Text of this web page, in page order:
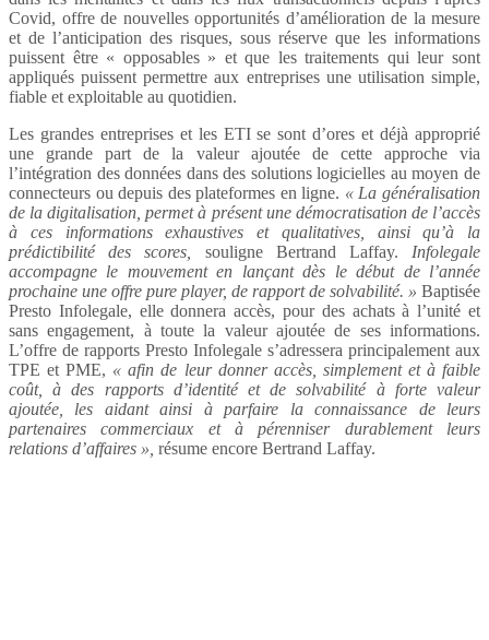
Covid, offre de nouvelles opportunités d’amélioration de la mesure
et de l’anticipation des risques, sous réserve que les informations
puissent être « opposables » et que les traitements qui leur sont
appliqués puissent permettre aux entreprises une utilisation simple,
fiable et exploitable au quotidien.
Les grandes entreprises et les ETI se sont d’ores et déjà approprié
une grande part de la valeur ajoutée de cette approche via
l’intégration des données dans des solutions logicielles au moyen de
connecteurs ou depuis des plateformes en ligne. « La généralisation
de la digitalisation, permet à présent une démocratisation de l’accès
à ces informations exhaustives et qualitatives, ainsi qu’à la
prédictibilité des scores,
souligne Bertrand Laffay. Infolegale
accompagne le mouvement en lançant dès le début de l’année
prochaine une offre pure player, de rapport de solvabilité. » Baptisée
Presto Infolegale, elle donnera accès, pour des achats à l’unité et
sans engagement, à toute la valeur ajoutée de ses informations.
L’offre de rapports Presto Infolegale s’adressera principalement aux
TPE et PME, « afin de leur donner accès, simplement et à faible
coût, à des rapports d’identité et de solvabilité à forte valeur
ajoutée, les aidant ainsi à parfaire la connaissance de leurs
partenaires commerciaux et à pérenniser durablement leurs
relations d’affaires », résume encore Bertrand Laffay.